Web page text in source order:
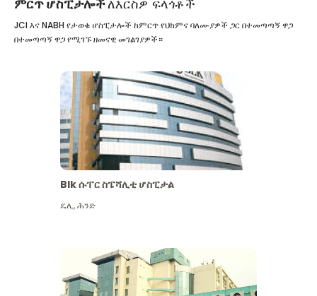
ምርጥ ሆስፒታሎችለእርስዎ ፍላጎቶች
JCI እና NABH የታወቁ ሆስፒታሎች ከምርጥ የህክምና ባለሙያዎች ጋር በተመጣጣኝ ዋጋ
በተመጣጣኝ ዋጋ የሚገኙ ዘመናዊ መገልገያዎች።
Blk ሱፐር ስፔሻሊቲ ሆስፒታል
ዴሊ,ሕንድ